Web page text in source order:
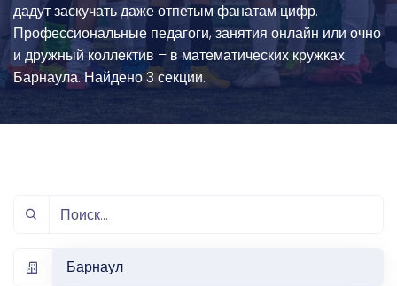
дадут заскучать даже отпетым фанатам цифр.
Профессиональные педагоги, занятия онлайн или очно
и дружный коллектив – в математических кружках
Барнаула. Найдено 3 секции.
Барнаул